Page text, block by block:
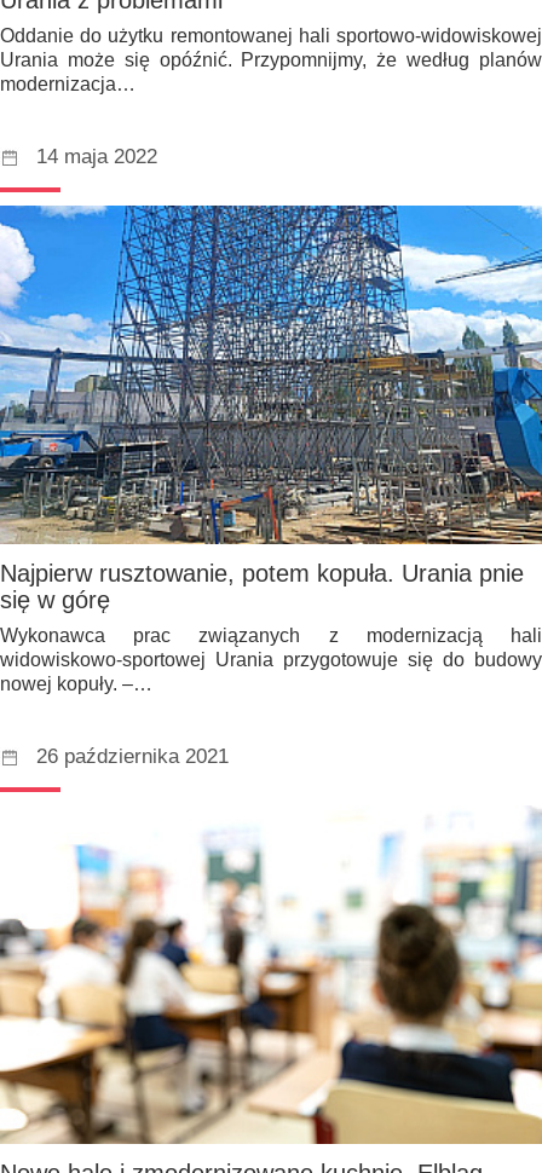
Oddanie do użytku remontowanej hali sportowo-widowiskowej
Urania może się opóźnić. Przypomnijmy, że według planów
modernizacja…
14 maja 2022
Najpierw rusztowanie, potem kopuła. Urania pnie
się w górę
Wykonawca prac związanych z modernizacją hali
widowiskowo-sportowej Urania przygotowuje się do budowy
nowej kopuły. –…
26 października 2021